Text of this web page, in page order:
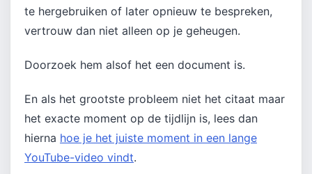
te hergebruiken of later opnieuw te bespreken,
vertrouw dan niet alleen op je geheugen.
Doorzoek hem alsof het een document is.
En als het grootste probleem niet het citaat maar
het exacte moment op de tijdlijn is, lees dan
hierna hoe je het juiste moment in een lange
YouTube-video vindt.